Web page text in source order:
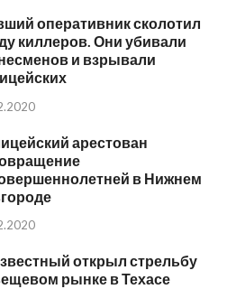
оперативник сколотил
киллеров. Они убивали
и взрывали
арестован
в Нижнем
открыл стрельбу
рынке в Техасе